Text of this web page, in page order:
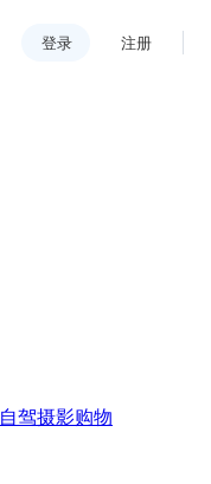
登录 注册
自驾摄影购物